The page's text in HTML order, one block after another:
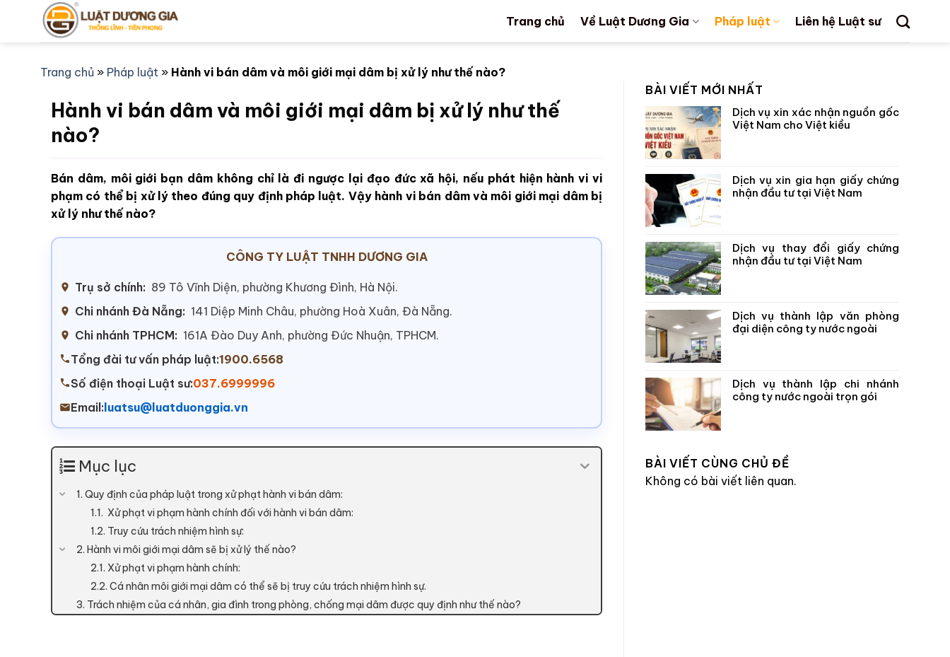
Trang chủ Về Luật Dương Gia Pháp luật Liên hệ Luật sư
Trang chủ » Pháp luật » Hành vi bán dâm và môi giới mại dâm bị xử lý như thế nào?
Hành vi bán dâm và môi giới mại dâm bị xử lý như thế
nào?
Bán dâm, môi giới bạn dâm không chỉ là đi ngược lại đạo đức xã hội, nếu phát hiện hành vi vi
phạm có thể bị xử lý theo đúng quy định pháp luật. Vậy hành vi bán dâm và môi giới mại dâm bị
xử lý như thế nào?
CÔNG TY LUẬT TNHH DƯƠNG GIA
Trụ sở chính: 89 Tô Vĩnh Diện, phường Khương Đình, Hà Nội.
Chi nhánh Đà Nẵng: 141 Diệp Minh Châu, phường Hoà Xuân, Đà Nẵng.
Chi nhánh TPHCM: 161A Đào Duy Anh, phường Đức Nhuận, TPHCM.
Tổng đài tư vấn pháp luật:1900.6568
Số điện thoại Luật sư:037.6999996
Email: luatsu@luatduonggia.vn
Mục lục
1. Quy định của pháp luật trong xử phạt hành vi bán dâm:
1.1. Xử phạt vi phạm hành chính đối với hành vi bán dâm:
1.2. Truy cứu trách nhiệm hình sự:
2. Hành vi môi giới mại dâm sẽ bị xử lý thế nào?
2.1. Xử phạt vi phạm hành chính:
2.2. Cá nhân môi giới mại dâm có thể sẽ bị truy cứu trách nhiệm hình sự.
3. Trách nhiệm của cá nhân, gia đình trong phòng, chống mại dâm được quy định như thế nào?
BÀI VIẾT MỚI NHẤT
Dịch vụ xin xác nhận nguồn gốc
Việt Nam cho Việt kiều
Dịch vụ xin gia hạn giấy chứng
nhận đầu tư tại Việt Nam
Dịch vụ thay đổi giấy chứng
nhận đầu tư tại Việt Nam
Dịch vụ thành lập văn phòng
đại diện công ty nước ngoài
Dịch vụ thành lập chi nhánh
công ty nước ngoài trọn gói
BÀI VIẾT CÙNG CHỦ ĐỀ
Không có bài viết liên quan.